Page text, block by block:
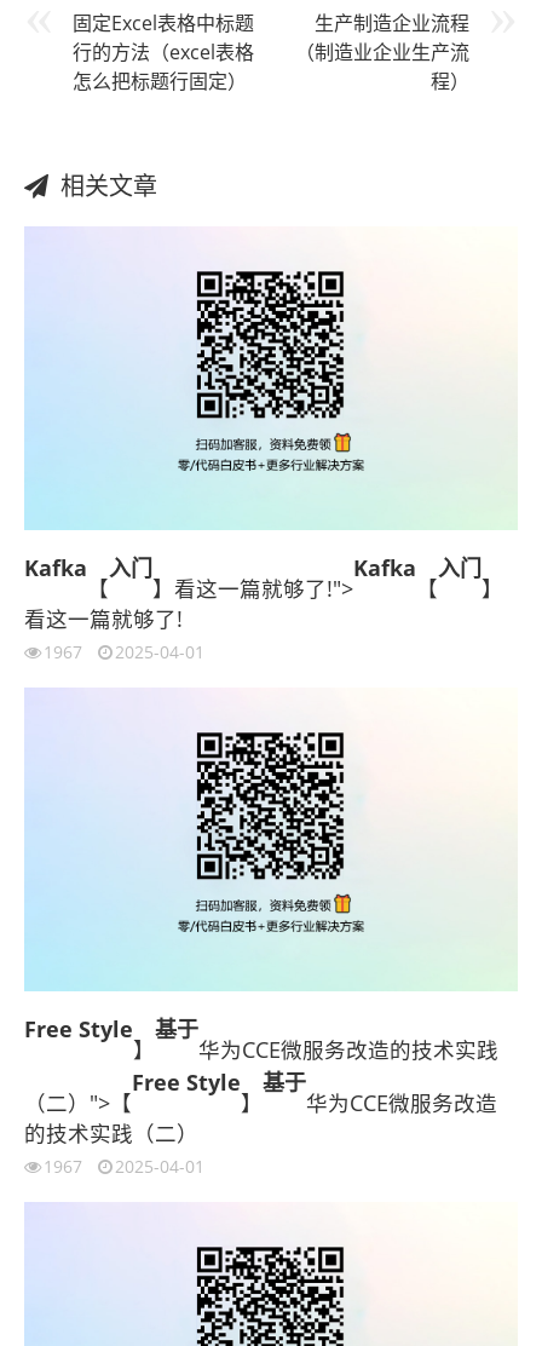
固定Excel表格中标题
行的方法（excel表格
怎么把标题行固定）
生产制造企业流程
（制造业企业生产流
程）
相关文章
Kafka
【
入门
】看这一篇就够了!">
Kafka
【
入门
】
看这一篇就够了!
1967 2025-04-01
Free Style
】
基于
华为CCE微服务改造的技术实践
（二）">【
Free Style
】
基于
华为CCE微服务改造
的技术实践（二）
1967 2025-04-01